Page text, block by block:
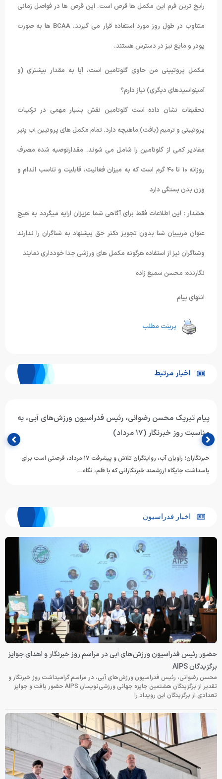
رایج ترین فرم این مکمل ها قرص است. این قرص ها در فواصل زمانی
متناوب در طول روز مورد استفاده قرار می گیرند. BCAA ها به صورت
پودر و مایع نیز در دسترس هستند.
مکمل پروتیینی من حاوی گلوتامین است، آیا به مقدار بیشتری (و
آمینواسیدهای دیگری) نیاز دارم؟
تحقیقات نشان داده است گلوتامین نقش بسیار مهمی در ترکیبات
پروتیینی و ترمیم (بافت) ماهیچه دارد. تمام مکمل های پروتیین آب پنیر
مقادیر کمی از گلوتامین را شامل می شوند. مقدارتوصیه شده مصرف
روزانه ۱۰ تا ۴۰ گرم است که به میزان فعالیت، قابلیت و تناسب اندام و
وزن بدن بستگی دارد
هشدار : این اطلاعات فقط برای آگاهی شما عزیزان ارایه میگردد به هیچ
عنوان مربییان شنا بدون تجویز دکتر حق پیشنهاد به شناگران را ندارند
وشناگران نیز از استفاده هرگونه مکمل های ورزشی جدا خودداری نمایند
نگارنده: محسن سمیع زاده
انتهای پیام
پرینت مطلب
اخبار مرتبط
پیام تبریک محسن رضوانی، رئیس فدراسیون ورزش‌های آبی، به
مناسبت روز خبرنگار (۱۷ مرداد)
خبرنگاران؛ راویان آب، روایتگران تلاش و پیشرفت ۱۷ مرداد، فرصتی است برای
پاسداشت جایگاه ارزشمند خبرنگارانی که با قلم، نگاه…
اخبار فدراسیون
حضور رئیس فدراسیون ورزش‌های آبی در مراسم روز خبرنگار و اهدای جوایز
برگزیدگان AIPS
محسن رضوانی، رئیس فدراسیون ورزش‌های آبی، در مراسم گرامیداشت روز خبرنگار و
تقدیر از برگزیدگان هشتمین جایزه جهانی ورزشی‌نویسان AIPS حضور یافت و جوایز
تعدادی از برگزیدگان این رویداد را